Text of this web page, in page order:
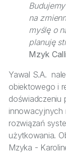
na
myślę o
planuję
Mzyk
Yawal S.A.
obiektowego i
doświadczeniu
innowacyjnych
rozwiązań
użytkowania.
Mzyka -